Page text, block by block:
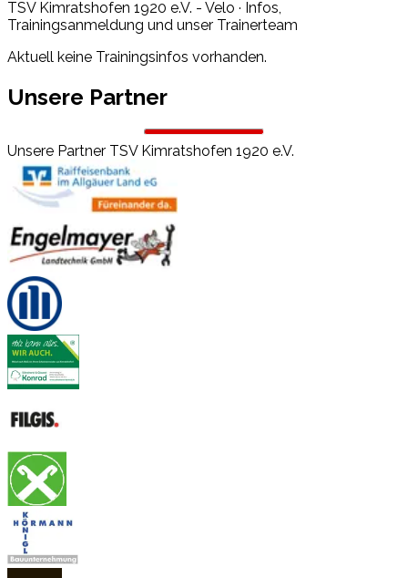
TSV Kimratshofen 1920 e.V. - Velo · Infos,
Trainingsanmeldung und unser Trainerteam
Aktuell keine Trainingsinfos vorhanden.
Unsere Partner
Unsere Partner TSV Kimratshofen 1920 e.V.